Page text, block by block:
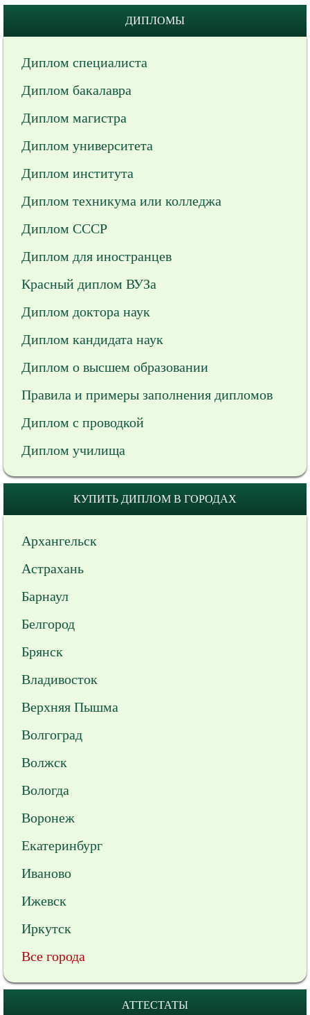
ДИПЛОМЫ
Диплом специалиста
Диплом бакалавра
Диплом магистра
Диплом университета
Диплом института
Диплом техникума или колледжа
Диплом СССР
Диплом для иностранцев
Красный диплом ВУЗа
Диплом доктора наук
Диплом кандидата наук
Диплом о высшем образовании
Правила и примеры заполнения дипломов
Диплом с проводкой
Диплом училища
КУПИТЬ ДИПЛОМ В ГОРОДАХ
Архангельск
Астрахань
Барнаул
Белгород
Брянск
Владивосток
Верхняя Пышма
Волгоград
Волжск
Вологда
Воронеж
Екатеринбург
Иваново
Ижевск
Иркутск
Все города
АТТЕСТАТЫ